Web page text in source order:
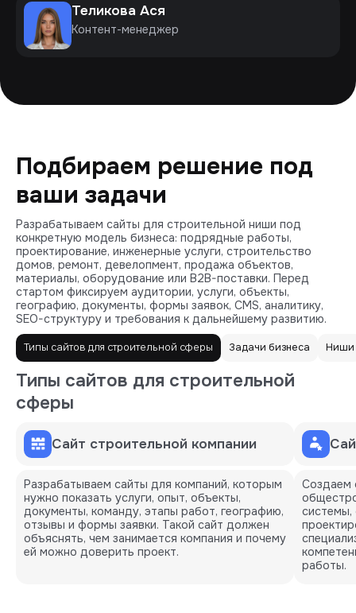
Теликова Ася
Контент-менеджер
Подбираем решение под
ваши задачи
Разрабатываем сайты для строительной ниши под
конкретную модель бизнеса: подрядные работы,
проектирование, инженерные услуги, строительство
домов, ремонт, девелопмент, продажа объектов,
материалы, оборудование или B2B-поставки. Перед
стартом фиксируем аудитории, услуги, объекты,
географию, документы, формы заявок, CMS, аналитику,
SEO-структуру и требования к дальнейшему развитию.
Типы сайтов для строительной сферы Задачи бизнеса Ниши
Типы сайтов для строительной
сферы
Сайт строительной компании
Разрабатываем сайты для компаний, которым
нужно показать услуги, опыт, объекты,
документы, команду, этапы работ, географию,
отзывы и формы заявки. Такой сайт должен
объяснять, чем занимается компания и почему
ей можно доверить проект.
Создаем
системы,
работы.